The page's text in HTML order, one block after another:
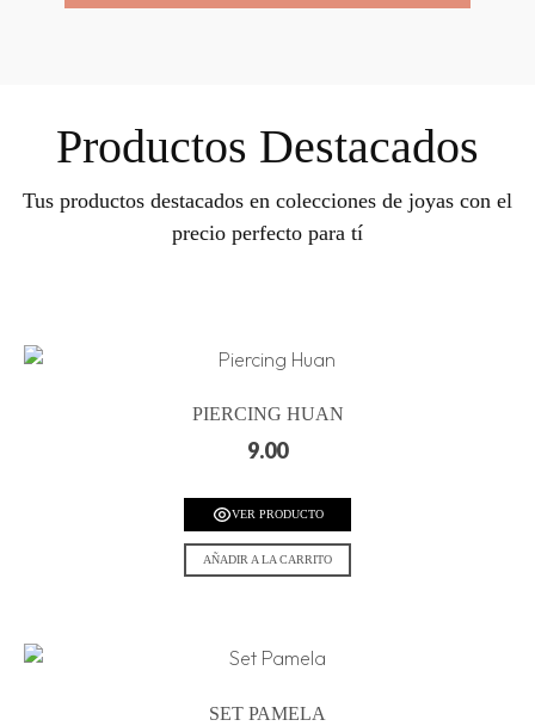
Productos Destacados
Tus productos destacados en colecciones de joyas con el
precio perfecto para tí
PIERCING HUAN
9.00
VER PRODUCTO
AÑADIR A LA CARRITO
SET PAMELA